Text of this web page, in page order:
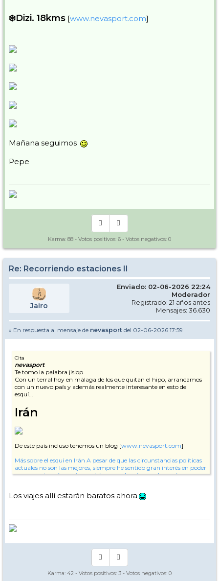
❄️Dizi. 18kms [www.nevasport.com]
Mañana seguimos
Pepe
Karma: 88 - Votos positivos: 6 - Votos negativos: 0
Re: Recorriendo estaciones II
Jairo
Enviado: 02-06-2026 22:24
Moderador
Registrado: 21 años antes
Mensajes: 36.630
» En respuesta al mensaje de nevasport del 02-06-2026 17:59
Cita
nevasport
Te tomo la palabra jislop
Con un terral hoy en málaga de los que quitan el hipo, arrancamos
con un nuevo país y además realmente interesante en esto del
esquí...
Irán
De este país incluso tenemos un blog [www.nevasport.com]
Más sobre el esquí en Irán A pesar de que las circunstancias políticas
actuales no son las mejores, siempre he sentido gran interés en poder
conocer este país y unir ese viaje a una de mis grandes pasiones
21/07/2007
Los viajes allí estarán baratos ahora
Karma: 42 - Votos positivos: 3 - Votos negativos: 0